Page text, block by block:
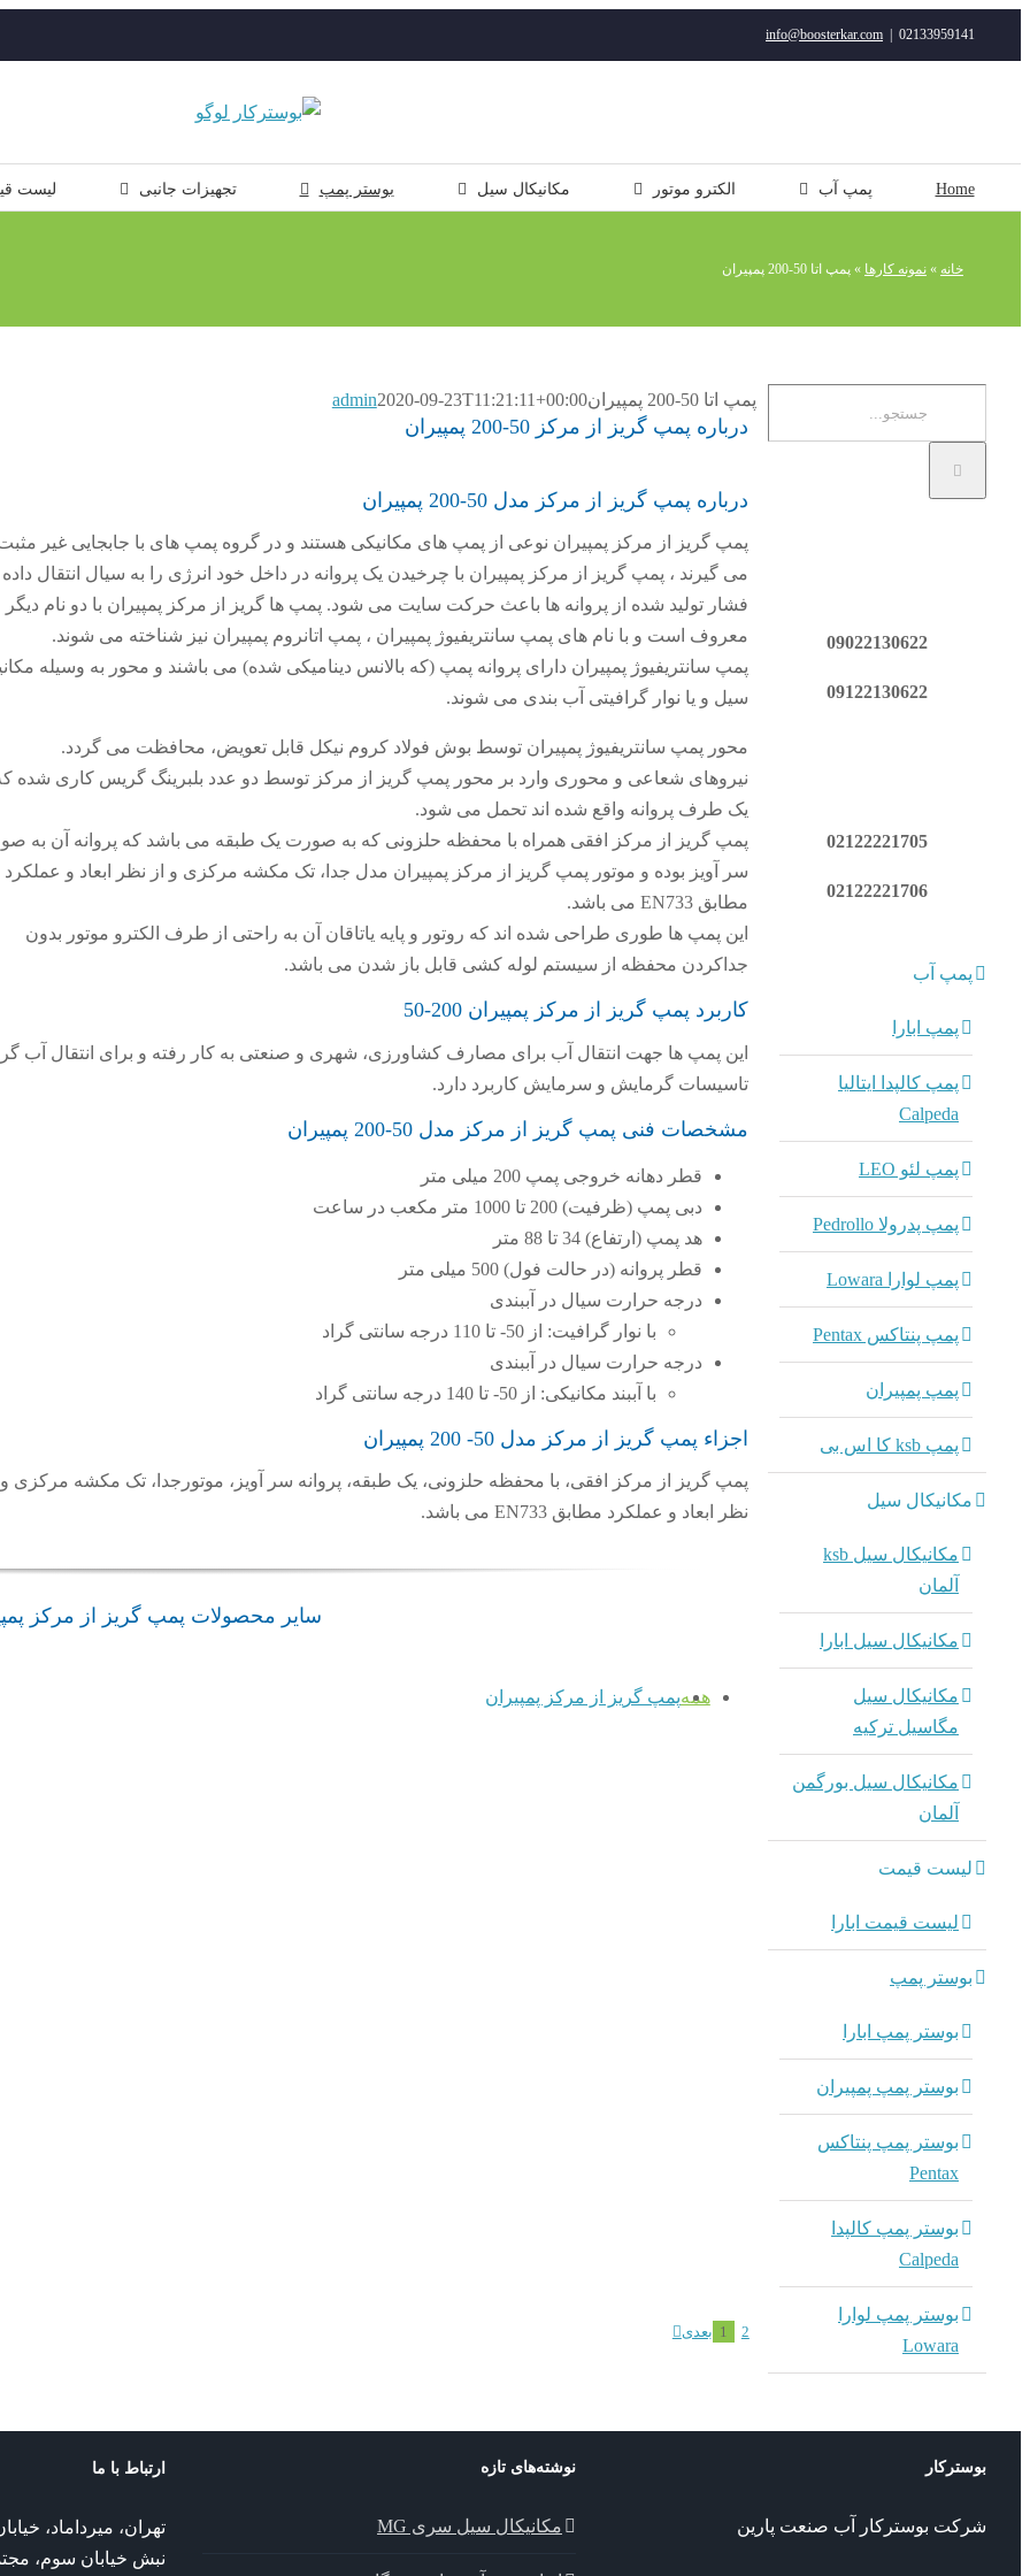
02133959141
info@boosterkar.com
Home پمپ آب الکترو موتور مکانیکال سیل بوستر پمپ تجهیزات جانبی لیست
خانه » نمونه کارها » پمپ اتا 50-200 پمپیران
پمپ اتا 50-200 پمپیران admin2020-09-23T11:21:11+00:00
درباره پمپ گریز از مرکز 50-200 پمپیران
درباره پمپ گریز از مرکز مدل 50-200 پمپیران
پمپ گریز از مرکز پمپیران نوعی از پمپ های مکانیکی هستند و در گروه پمپ های با جابجایی غیر
می گیرند ، پمپ گریز از مرکز پمپیران با چرخیدن یک پروانه در داخل خود انرژی را به سیال انتقال
فشار تولید شده از پروانه ها باعث حرکت سایت می شود. پمپ ها گریز از مرکز پمپیران با دو نام دیگر
معروف است و با نام های پمپ سانتریفیوژ پمپیران ، پمپ اتانروم پمپیران نیز شناخته می شوند.
پمپ سانتریفیوژ پمپیران دارای پروانه پمپ (که بالانس دینامیکی شده) می باشند و محور به وسیله
سیل و یا نوار گرافیتی آب بندی می شوند.
محور پمپ سانتریفیوژ پمپیران توسط بوش فولاد کروم نیکل قابل تعویض، محافظت می گردد.
نیروهای شعاعی و محوری وارد بر محور پمپ گریز از مرکز توسط دو عدد بلبرینگ گریس کاری شده
یک طرف پروانه واقع شده اند تحمل می شود.
پمپ گریز از مرکز افقی همراه با محفظه حلزونی که به صورت یک طبقه می باشد که پروانه آن به
سر آویز بوده و موتور پمپ گریز از مرکز پمپیران مدل جدا، تک مکشه مرکزی و از نظر ابعاد و عملکرد
مطابق EN733 می باشد.
این پمپ ها طوری طراحی شده اند که روتور و پایه یاتاقان آن به راحتی از طرف الکترو موتور بدون
جداکردن محفظه از سیستم لوله کشی قابل باز شدن می باشد.
کاربرد پمپ گریز از مرکز پمپیران 200-50
این پمپ ها جهت انتقال آب برای مصارف کشاورزی، شهری و صنعتی به کار رفته و برای انتقال آب
تاسیسات گرمایش و سرمایش کاربرد دارد.
مشخصات فنی پمپ گریز از مرکز مدل 50-200 پمپیران
قطر دهانه خروجی پمپ 200 میلی متر
دبی پمپ (ظرفیت) 200 تا 1000 متر مکعب در ساعت
هد پمپ (ارتفاع) 34 تا 88 متر
قطر پروانه (در حالت فول) 500 میلی متر
درجه حرارت سیال در آببندی
با نوار گرافیت: از 50- تا 110 درجه سانتی گراد
درجه حرارت سیال در آببندی
با آببند مکانیکی: از 50- تا 140 درجه سانتی گراد
اجزاء پمپ گریز از مرکز مدل 50- 200 پمپیران
پمپ گریز از مرکز افقی، با محفظه حلزونی، یک طبقه، پروانه سر آویز، موتورجدا، تک مکشه مرکزی و
نظر ابعاد و عملکرد مطابق EN733 می باشد.
سایر محصولات پمپ گریز از مرکز
همهپمپ گریز از مرکز پمپیران
1 2 بعدی
09022130622
09122130622
02122221705
02122221706
پمپ آب
پمپ ابارا
پمپ کالپدا ایتالیا
Calpeda
پمپ لئو LEO
پمپ پدرولا Pedrollo
پمپ لوارا Lowara
پمپ پنتاکس Pentax
پمپ پمپیران
پمپ ksb کا اس بی
مکانیکال سیل
مکانیکال سیل ksb
آلمان
مکانیکال سیل ابارا
مکانیکال سیل
مگاسیل ترکیه
مکانیکال سیل بورگمن
آلمان
لیست قیمت
لیست قیمت ابارا
بوستر پمپ
بوستر پمپ ابارا
بوستر پمپ پمپیران
بوستر پمپ پنتاکس
Pentax
بوستر پمپ کالپدا
Calpeda
بوستر پمپ لوارا
Lowara
بوسترکار
شرکت بوسترکار آب صنعت پارین
نوشته‌های تازه
مکانیکال سیل سری MG
ارتباط با ما
تهران، میرداماد،
نبش خیابان سوم،